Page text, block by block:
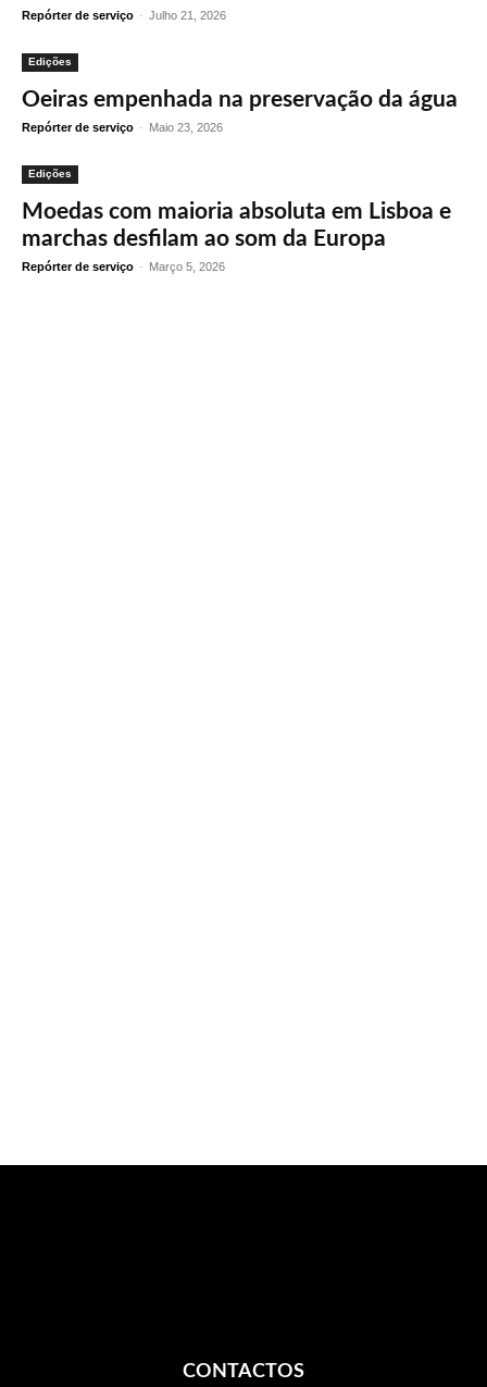
Repórter de serviço - Julho 21, 2026
Edições
Oeiras empenhada na preservação da água
Repórter de serviço - Maio 23, 2026
Edições
Moedas com maioria absoluta em Lisboa e
marchas desfilam ao som da Europa
Repórter de serviço - Março 5, 2026
CONTACTOS